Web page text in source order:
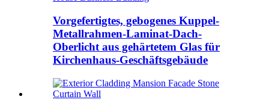
Vorgefertigtes, gebogenes Kuppel-
Metallrahmen-Laminat-Dach-
Oberlicht aus gehärtetem Glas für
Kirchenhaus-Geschäftsgebäude